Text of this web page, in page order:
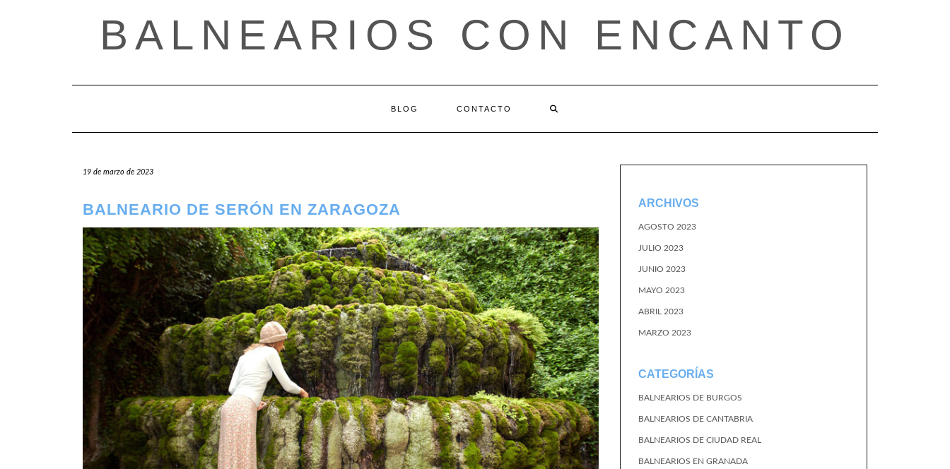
BALNEARIOS CON ENCANTO
BLOG CONTACTO
19 de marzo de 2023
BALNEARIO DE SERÓN EN ZARAGOZA ARCHIVOS
AGOSTO 2023
JULIO 2023
JUNIO 2023
MAYO 2023
ABRIL 2023
MARZO 2023
CATEGORÍAS
BALNEARIOS DE BURGOS
BALNEARIOS DE CANTABRIA
BALNEARIOS DE CIUDAD REAL
BALNEARIOS EN GRANADA